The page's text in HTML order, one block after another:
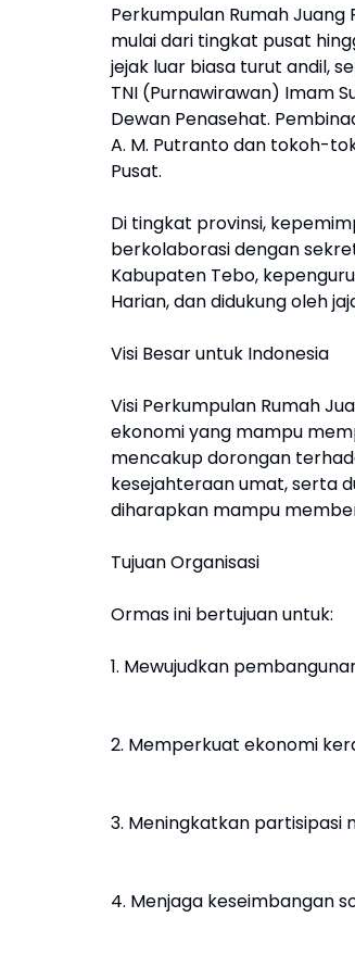
Perkumpulan Rumah Juang
mulai dari tingkat pusat
jejak luar biasa turut andil,
TNI (Purnawirawan) Imam
Dewan Penasehat.
A. M. Putranto dan tokoh-
Pusat.
Di tingkat provinsi,
berkolaborasi dengan
Kabupaten Tebo,
Harian, dan didukung oleh
Visi Besar untuk Indonesia
Visi Perkumpulan Rumah
ekonomi yang mampu
mencakup dorongan
kesejahteraan umat, serta
diharapkan mampu
Tujuan Organisasi
Ormas ini bertujuan untuk:
1. Mewujudkan
2. Memperkuat ekonomi
3. Meningkatkan
4. Menjaga keseimbangan